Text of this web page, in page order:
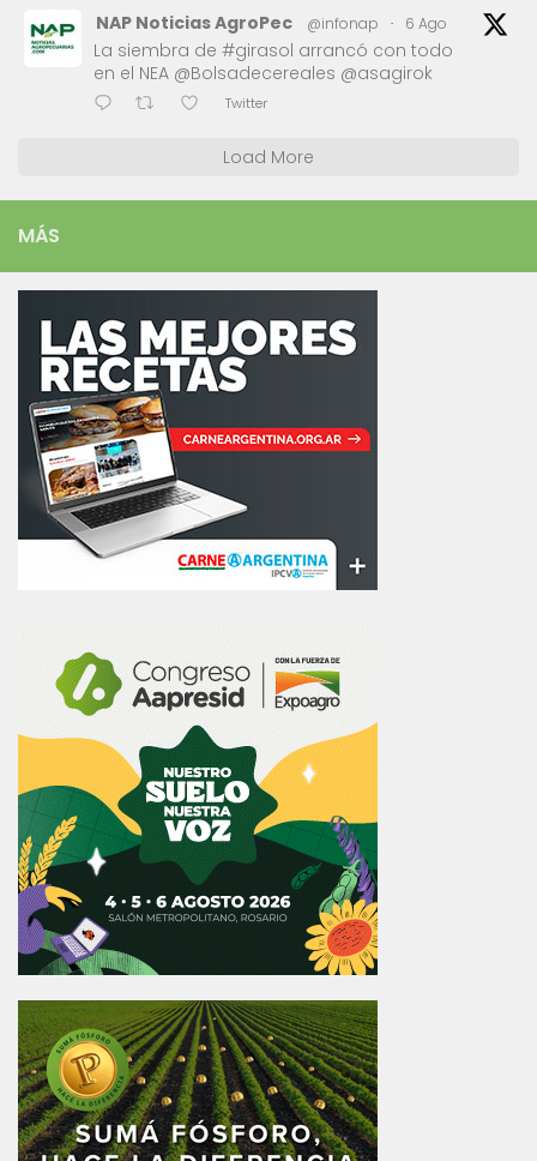
NAP Noticias AgroPec @infonap · 6 Ago
La siembra de #girasol arrancó con todo
en el NEA @Bolsadecereales @asagirok
Twitter
Load More
MÁS